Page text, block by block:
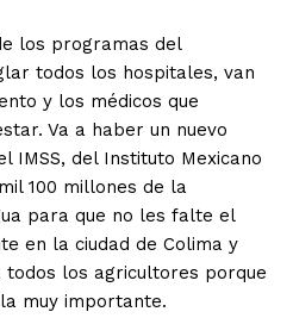
los programas del
todos los hospitales, van
y los médicos que
Va a haber un nuevo
IMSS, del Instituto Mexicano
100 millones de la
para que no les falte el
en la ciudad de Colima y
los agricultores porque
muy importante.